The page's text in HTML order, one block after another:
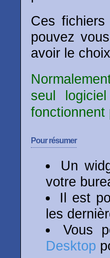
Ces
pouvez
avoir le
seul
fonctionnent
Pour résumer
Un
votre
Il est
les
Vous
Desktop